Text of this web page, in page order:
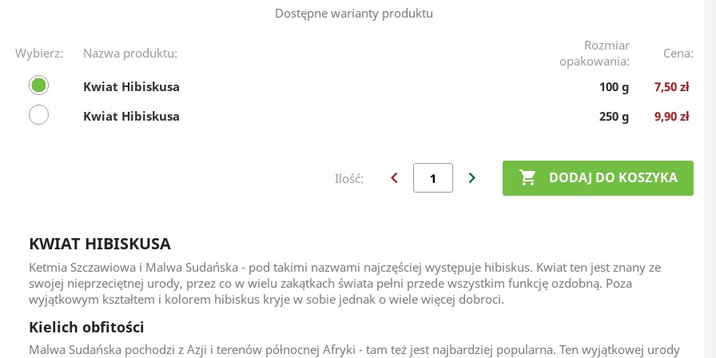
Dostępne warianty produktu
Wybierz: Nazwa produktu:
Rozmiar
opakowania:
Cena:
Kwiat Hibiskusa 100 g
7,50 zł
Kwiat Hibiskusa
250 g 9,90 zł
Ilość: chevron_left chevron_right  DODAJ DO KOSZYKA
KWIAT HIBISKUSA
Ketmia Szczawiowa i Malwa Sudańska - pod takimi nazwami najczęściej występuje hibiskus. Kwiat ten jest znany ze
swojej nieprzeciętnej urody, przez co w wielu zakątkach świata pełni przede wszystkim funkcję ozdobną. Poza
wyjątkowym kształtem i kolorem hibiskus kryje w sobie jednak o wiele więcej dobroci.
Kielich obfitości
Malwa Sudańska pochodzi z Azji i terenów północnej Afryki - tam też jest najbardziej popularna. Ten wyjątkowej urody